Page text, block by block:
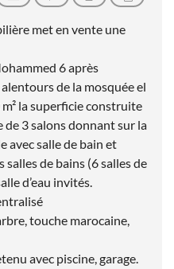
met en vente une
6 après
de la mosquée el
la superficie construite
de 3 salons donnant sur la
avec salle de bain et
salles de bains (6 salles de
d’eau invités.
touche marocaine,
avec piscine, garage.